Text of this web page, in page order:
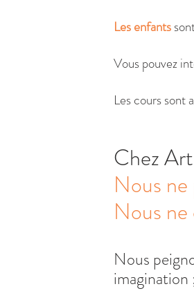
Les enfants
Vous pouvez
Les cours sont
Chez
Nous
Nous ne
Nous
imagination